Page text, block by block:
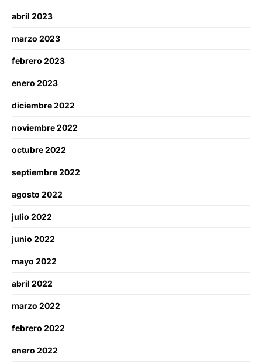
abril 2023
marzo 2023
febrero 2023
enero 2023
diciembre 2022
noviembre 2022
octubre 2022
septiembre 2022
agosto 2022
julio 2022
junio 2022
mayo 2022
abril 2022
marzo 2022
febrero 2022
enero 2022